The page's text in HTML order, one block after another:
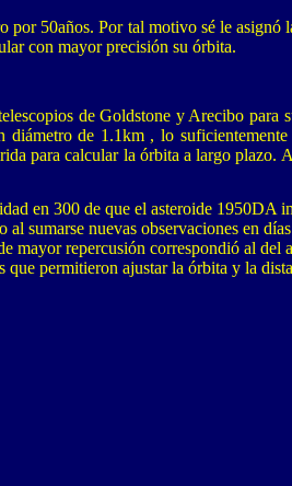
por 50años. Por tal motivo sé le
con mayor precisión su órbita.
de Goldstone y Arecibo
diámetro de 1.1km , lo
para calcular la órbita a largo
en 300 de que el asteroide 1950DA
al sumarse nuevas observaciones en
mayor repercusión correspondió al
permitieron ajustar la órbita y la